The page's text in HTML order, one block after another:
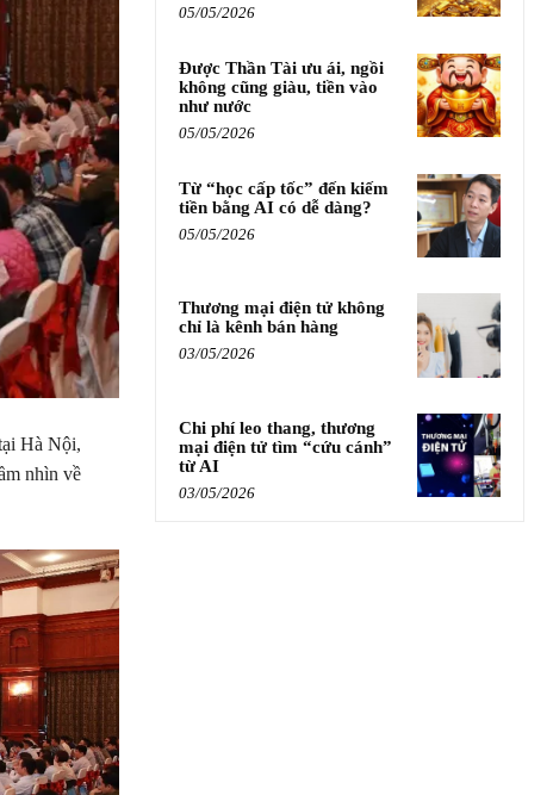
Hà Nội,
nhìn về
05/05/2026
Được Thần Tài ưu ái, ngồi
không cũng giàu, tiền vào
như nước
05/05/2026
Từ “học cấp tốc” đến kiếm
tiền bằng AI có dễ dàng?
05/05/2026
Thương mại điện tử không
chỉ là kênh bán hàng
03/05/2026
Chi phí leo thang, thương
mại điện tử tìm “cứu cánh”
từ AI
03/05/2026